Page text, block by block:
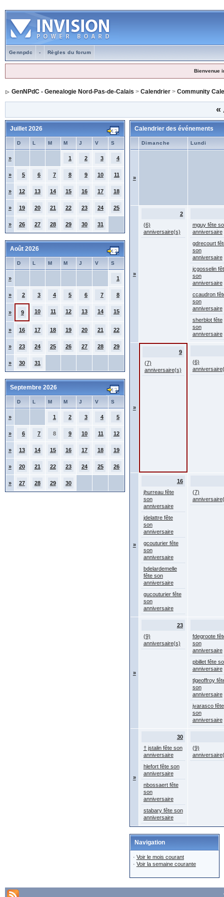
Gennpdc - Règles du forum
Bienvenue
GenNPdC - Genealogie Nord-Pas-de-Calais > Calendrier> Community
«
Juillet 2026
D L M M J V S
» 1 2 3 4
» 5 6 7 8 9 10 11
» 12 13 14 15 16 17 18
» 19 20 21 22 23 24 25
» 26 27 28 29 30 31
Août 2026
D L M M J V S
» 1
» 2 3 4 5 6 7 8
» 9 10 11 12 13 14 15
» 16 17 18 19 20 21 22
» 23 24 25 26 27 28 29
» 30 31
Septembre 2026
D L M M J V S
» 1 2 3 4 5
» 6 7 8 9 10 11 12
» 13 14 15 16 17 18 19
» 20 21 22 23 24 25 26
» 27 28 29 30
Calendrier des événements
Dimanche Lundi
»
»
2
(6)
anniversaire(s)
mguy fête
anniversaire
gdrecourt
son
anniversaire
jcgosselin
son
anniversaire
ccaudron
son
anniversaire
sherblot fête
son
anniversaire
»
9
(7)
anniversaire(s)
(6)
»
16
jhurreau fête
son
anniversaire
jdelattre fête
son
anniversaire
gcouturier fête
son
anniversaire
bdelardemelle
fête son
anniversaire
gucouturier fête
son
anniversaire
(7)
»
23
(9)
anniversaire(s)
fdegroote
son
anniversaire
pbillet fête
anniversaire
tlgeoffroy
son
anniversaire
jvarasco fête
son
anniversaire
»
30
† jstalin fête son
anniversaire
hlefort fête son
anniversaire
nbossaert fête
son
anniversaire
stabary fête son
anniversaire
(9)
Navigation
· Voir le mois courant
· Voir la semaine courante